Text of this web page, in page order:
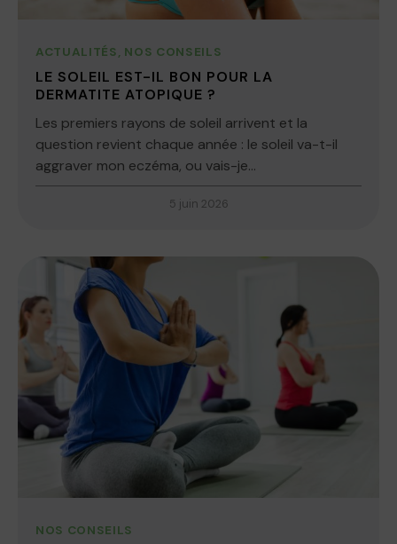
ACTUALITÉS, NOS CONSEILS
LE SOLEIL EST-IL BON POUR LA
DERMATITE ATOPIQUE ?
Les premiers rayons de soleil arrivent et la
question revient chaque année : le soleil va-t-il
aggraver mon eczéma, ou vais-je...
5 juin 2026
NOS CONSEILS